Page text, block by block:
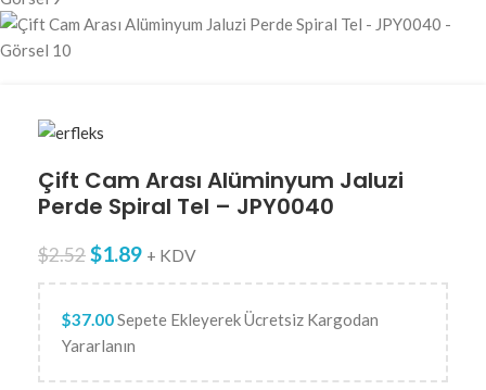
Çift Cam Arası Alüminyum Jaluzi
Perde Spiral Tel – JPY0040
$2.52$1.89 + KDV
$37.00Sepete Ekleyerek Ücretsiz Kargodan
Yararlanın